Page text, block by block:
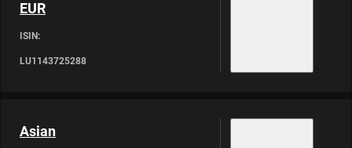
EUR
ISIN:
LU1143725288
Asian